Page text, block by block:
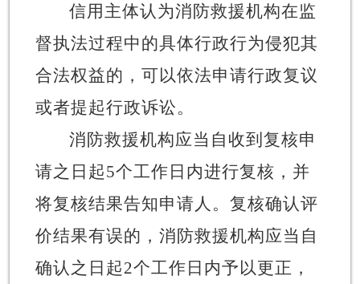
信用主体认为消防救援机构在监
督执法过程中的具体行政行为侵犯其
合法权益的，可以依法申请行政复议
或者提起行政诉讼。
消防救援机构应当自收到复核申
请之日起5个工作日内进行复核，并
将复核结果告知申请人。复核确认评
价结果有误的，消防救援机构应当自
确认之日起2个工作日内予以更正，